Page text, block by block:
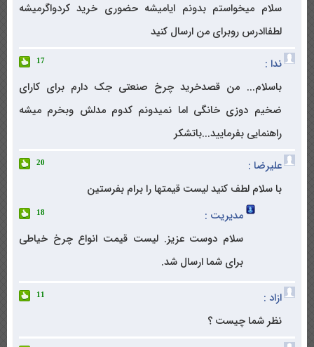
سلام میخواستم بدونم ایامیشه حضوری خرید کردواگرمیشه
لطفاادرس روبرای من ارسال کنید
ندا :
17
باسلام... من قصدخرید چرخ صنعتی جک دارم برای کارای
ضخیم دوزی خانگی اما نمیدونم کدوم مدلش وبخرم میشه
راهنمایی بفرمایید...باتشکر
علیرضا :
20
با سلام لطف کنید لیست قیمتها را برام بفرستین
مدیریت :
18
سلام دوست عزیز. لیست قیمت انواع چرخ خیاطی
برای شما ارسال شد.
ازاد : 11
نظر شما چیست ؟